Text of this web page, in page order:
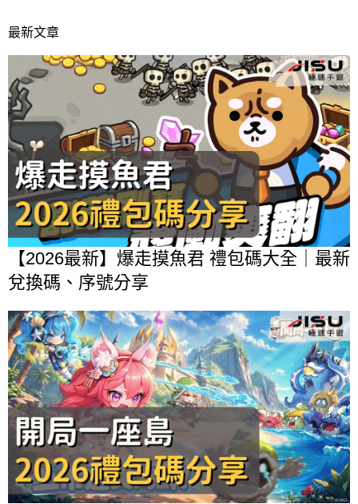
最新文章
【2026最新】爆走摸魚君 禮包碼大全｜最新
兌換碼、序號分享